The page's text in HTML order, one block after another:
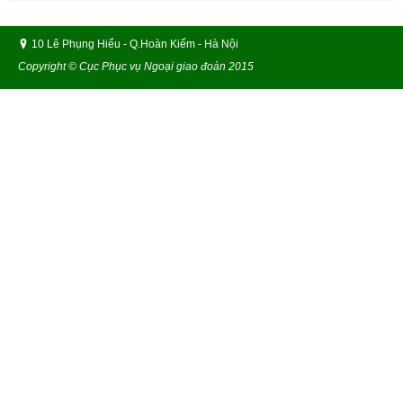
10 Lê Phụng Hiểu - Q.Hoàn Kiếm - Hà Nội
Copyright © Cục Phục vụ Ngoại giao đoàn 2015